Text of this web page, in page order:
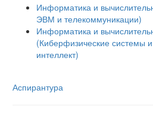
Информатика и
ЭВМ и телекоммуникации)
Информатика и
(Киберфизические системы
интеллект)
Аспирантура